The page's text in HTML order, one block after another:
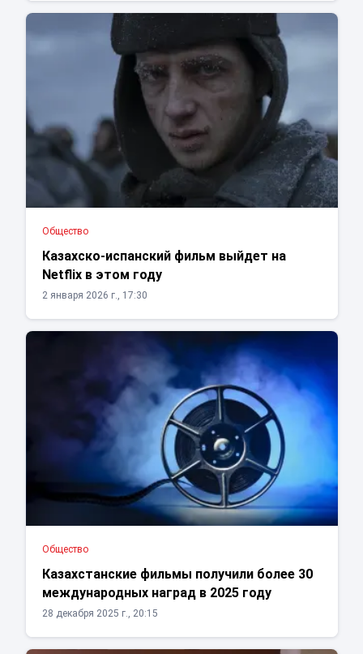
Общество
Казахско-испанский фильм выйдет на
Netflix в этом году
2 января 2026 г., 17:30
Общество
Казахстанские фильмы получили более 30
международных наград в 2025 году
28 декабря 2025 г., 20:15